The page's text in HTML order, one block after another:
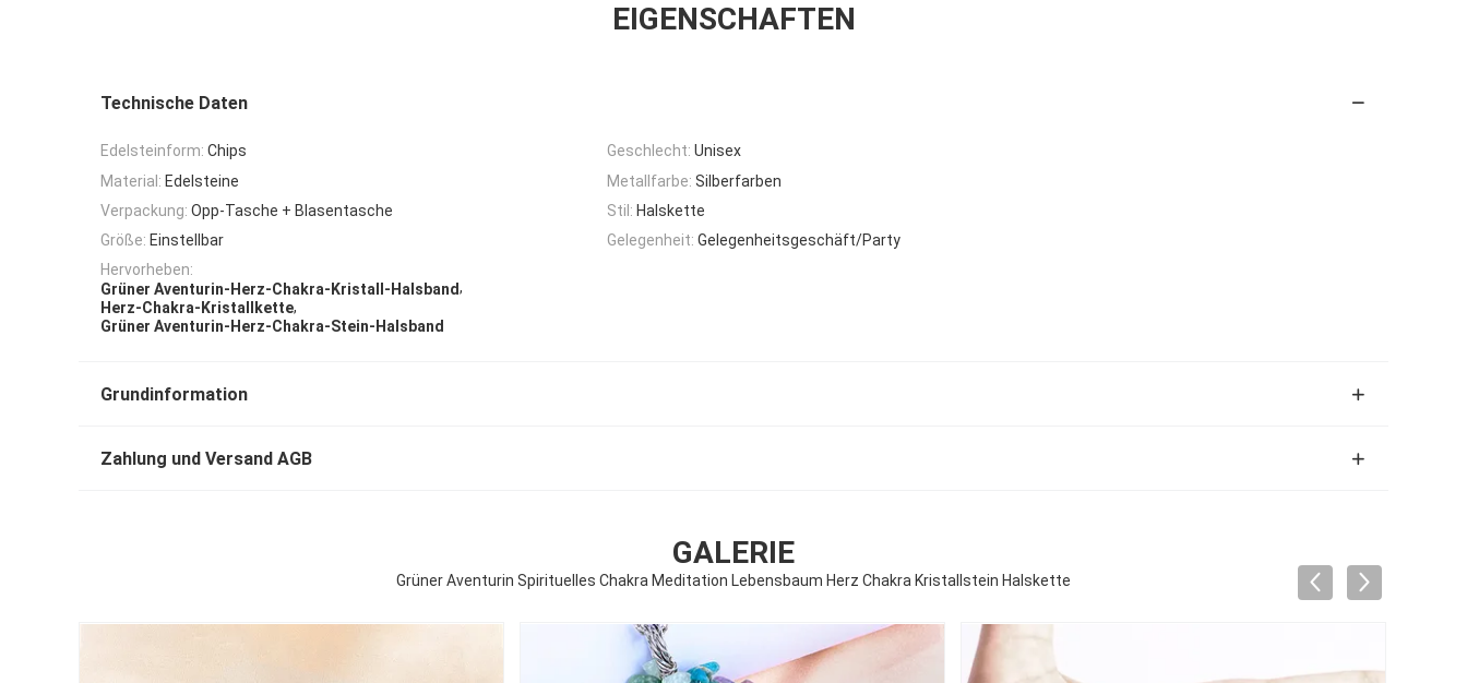
EIGENSCHAFTEN
Technische Daten
Edelsteinform: Chips Geschlecht: Unisex
Material: Edelsteine Metallfarbe: Silberfarben
Verpackung: Opp-Tasche + Blasentasche Stil: Halskette
Größe: Einstellbar Gelegenheit: Gelegenheitsgeschäft/Party
Hervorheben:
Grüner Aventurin-Herz-Chakra-Kristall-Halsband,
Herz-Chakra-Kristallkette,
Grüner Aventurin-Herz-Chakra-Stein-Halsband
Grundinformation
Zahlung und Versand AGB
GALERIE
Grüner Aventurin Spirituelles Chakra Meditation Lebensbaum Herz Chakra Kristallstein Halskette